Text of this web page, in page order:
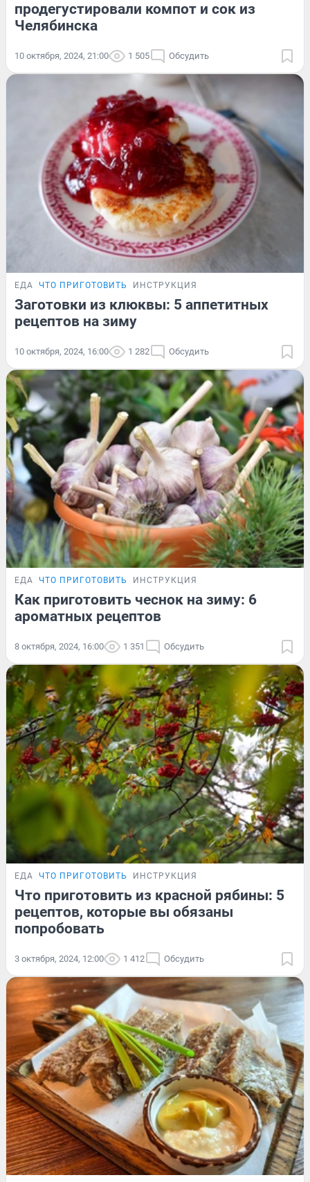
продегустировали компот и сок из
Челябинска
10 октября, 2024, 21:00 1 505 Обсудить
ЕДА ЧТО ПРИГОТОВИТЬ ИНСТРУКЦИЯ
Заготовки из клюквы: 5 аппетитных
рецептов на зиму
10 октября, 2024, 16:00 1 282 Обсудить
ЕДА ЧТО ПРИГОТОВИТЬ ИНСТРУКЦИЯ
Как приготовить чеснок на зиму: 6
ароматных рецептов
8 октября, 2024, 16:00 1 351 Обсудить
ЕДА ЧТО ПРИГОТОВИТЬ ИНСТРУКЦИЯ
Что приготовить из красной рябины: 5
рецептов, которые вы обязаны
попробовать
3 октября, 2024, 12:00 1 412 Обсудить